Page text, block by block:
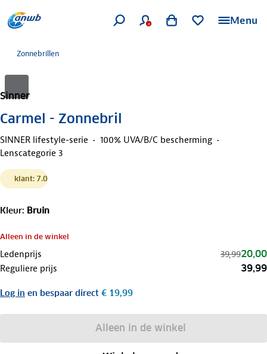
Menu
Zonnebrillen
Sinner
Carmel - Zonnebril
SINNER lifestyle-serie
100% UVA/B/C bescherming
Lenscategorie 3
klant: 7.0
Kleur: Bruin
Alleen in de winkel
Ledenprijs 39,9920,00
Reguliere prijs 39,99
Log in en bespaar direct € 19,99
Alleen in de winkel